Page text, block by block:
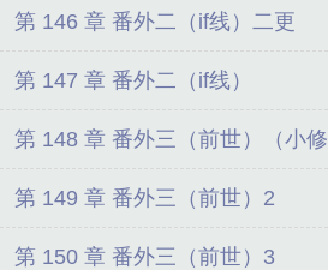
第 146 章 番外二（if线）二更
第 147 章 番外二（if线）
第 148 章 番外三（前世）（小修
第 149 章 番外三（前世）2
第 150 章 番外三（前世）3